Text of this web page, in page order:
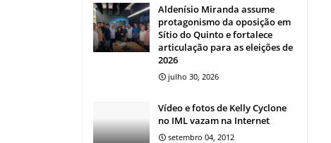
Aldenísio Miranda assume
protagonismo da oposição em
Sítio do Quinto e fortalece
articulação para as eleições de
2026
julho 30, 2026
Vídeo e fotos de Kelly Cyclone
no IML vazam na Internet
setembro 04, 2012